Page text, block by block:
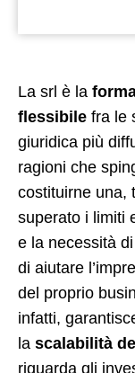
La srl è la
flessibile fra le
giuridica più
ragioni che
costituirne una,
superato i limiti
e la necessità
di aiutare
del proprio
infatti,
la scalabilità
riguarda gli